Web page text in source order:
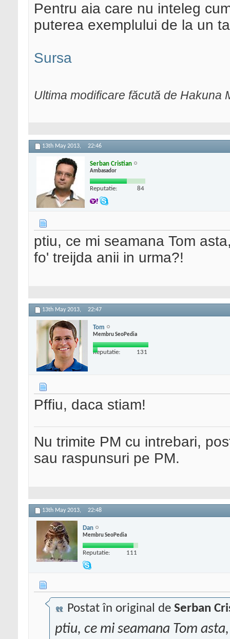
Pentru aia care nu inteleg
puterea exemplului de la un
Sursa
Ultima modificare făcută de Hakuna
13th May 2013, 22:46
Serban Cristian
Ambasador
Reputatie: 84
ptiu, ce mi seamana Tom
fo' treijda anii in urma?!
13th May 2013, 22:47
Tom
Membru SeoPedia
Reputatie: 131
Pffiu, daca stiam!
Nu trimite PM cu intrebari,
sau raspunsuri pe PM.
13th May 2013, 22:48
Dan
Membru SeoPedia
Reputatie: 111
Postat în original de Serban
ptiu, ce mi seamana Tom